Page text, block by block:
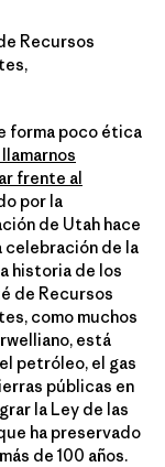
Recursos
forma poco ética
frente al
por la
de Utah hace
celebración de la
historia de los
de Recursos
como muchos
está
petróleo, el gas
públicas en
la Ley de las
ha preservado
de 100 años.